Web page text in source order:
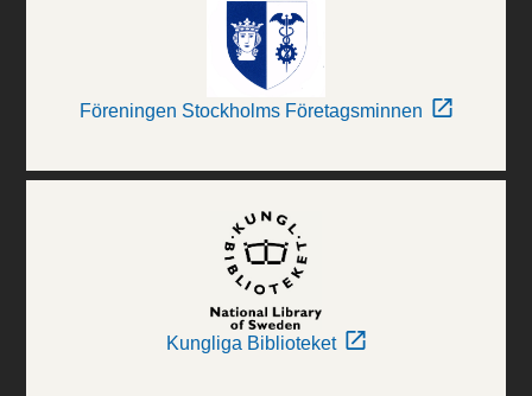
Föreningen Stockholms Företagsminnen
Kungliga Biblioteket